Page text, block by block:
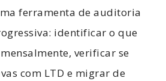
ferramenta de auditoria
identificar o que
verificar se
com LTD e migrar de